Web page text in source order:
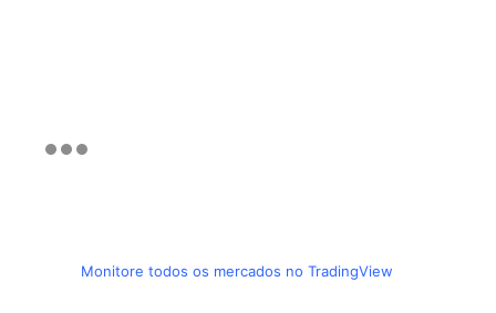
Monitore todos os mercados no TradingView